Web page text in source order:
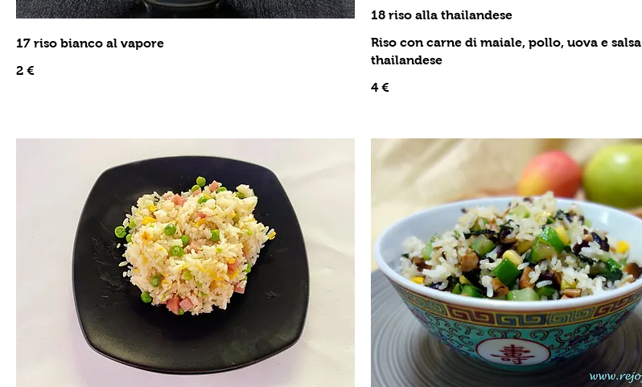
17 riso bianco al vapore
2 €
18 riso alla thailandese
Riso con carne di maiale, pollo, uova e salsa
thailandese
4 €